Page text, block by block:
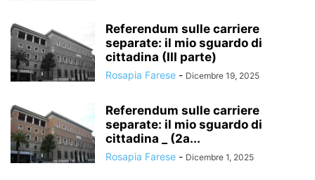
Referendum sulle carriere
separate: il mio sguardo di
cittadina (III parte)
Rosapia Farese - Dicembre 19, 2025
Referendum sulle carriere
separate: il mio sguardo di
cittadina _ (2a...
Rosapia Farese - Dicembre 1, 2025